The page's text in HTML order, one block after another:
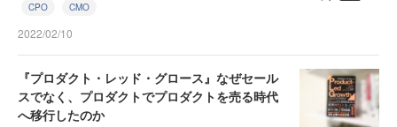
CPO CMO
2022/02/10
『プロダクト・レッド・グロース』なぜセール
スでなく、プロダクトでプロダクトを売る時代
へ移行したのか